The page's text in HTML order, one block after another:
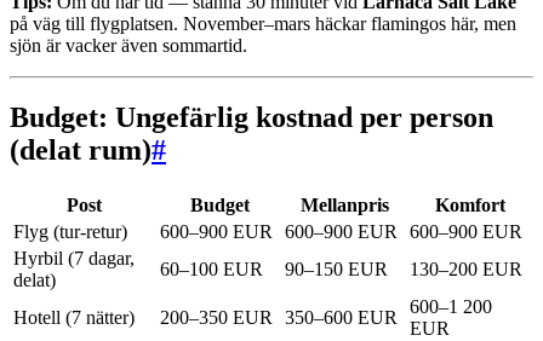
på väg till flygplatsen. November–mars häckar flamingos här, men
sjön är vacker även sommartid.
Budget: Ungefärlig kostnad per person
(delat rum)#
Post Budget Mellanpris
Komfort
Flyg (tur-retur)
600–900 EUR 600–900 EUR
600–900 EUR
Hyrbil (7 dagar,
delat)
60–100 EUR 90–150 EUR 130–200 EUR
Hotell (7 nätter) 200–350 EUR 350–600 EUR
600–1 200
EUR